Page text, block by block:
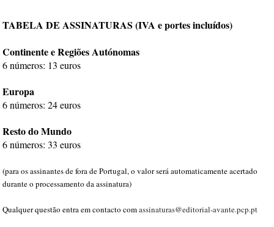
TABELA DE ASSINATURAS (IVA e portes incluídos)
Continente e Regiões Autónomas
6 números: 13 euros
Europa
6 números: 24 euros
Resto do Mundo
6 números: 33 euros
(para os assinantes de fora de Portugal, o valor será automaticamente acertado
durante o processamento da assinatura)
Qualquer questão entra em contacto comassinaturas@editorial-avante.pcp.pt